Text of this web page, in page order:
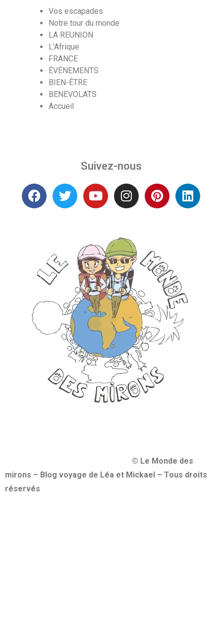
Vos escapades
Notre tour du monde
LA REUNION
L’Afrique
FRANCE
ÉVÉNEMENTS
BIEN-ÊTRE
BENEVOLATS
Accueil
Suivez-nous
© Le Monde des
mirons – Blog voyage de Léa et Mickael – Tous droits
réservés